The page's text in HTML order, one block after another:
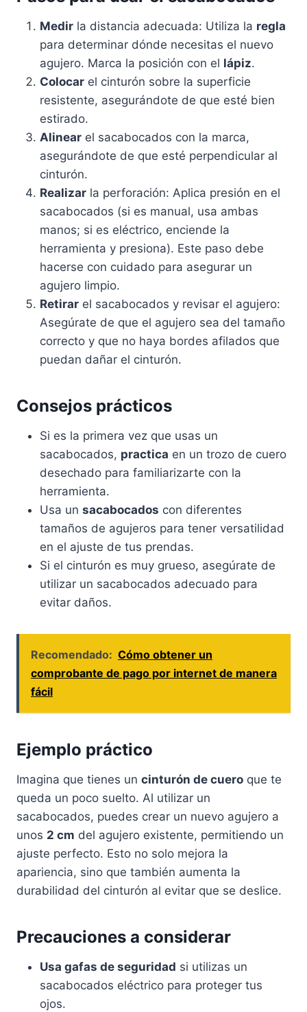
Medir la distancia adecuada: Utiliza la regla
para determinar dónde necesitas el nuevo
agujero. Marca la posición con el lápiz.
Colocar el cinturón sobre la superficie
resistente, asegurándote de que esté bien
estirado.
Alinear el sacabocados con la marca,
asegurándote de que esté perpendicular al
cinturón.
Realizar la perforación: Aplica presión en el
sacabocados (si es manual, usa ambas
manos; si es eléctrico, enciende la
herramienta y presiona). Este paso debe
hacerse con cuidado para asegurar un
agujero limpio.
Retirar el sacabocados y revisar el agujero:
Asegúrate de que el agujero sea del tamaño
correcto y que no haya bordes afilados que
puedan dañar el cinturón.
Consejos prácticos
Si es la primera vez que usas un
sacabocados, practica en un trozo de cuero
desechado para familiarizarte con la
herramienta.
Usa un sacabocados con diferentes
tamaños de agujeros para tener versatilidad
en el ajuste de tus prendas.
Si el cinturón es muy grueso, asegúrate de
utilizar un sacabocados adecuado para
evitar daños.
Recomendado: Cómo obtener un
comprobante de pago por internet de manera
fácil
Ejemplo práctico
Imagina que tienes un cinturón de cuero que te
queda un poco suelto. Al utilizar un
sacabocados, puedes crear un nuevo agujero a
unos 2 cm del agujero existente, permitiendo un
ajuste perfecto. Esto no solo mejora la
apariencia, sino que también aumenta la
durabilidad del cinturón al evitar que se deslice.
Precauciones a considerar
Usa gafas de seguridad si utilizas un
sacabocados eléctrico para proteger tus
ojos.